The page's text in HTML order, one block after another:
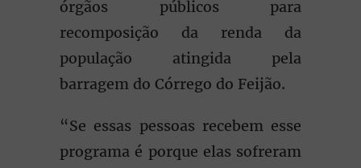
órgãos públicos para
recomposição da renda da
população atingida pela
barragem do Córrego do Feijão.
“Se essas pessoas recebem esse
programa é porque elas sofreram